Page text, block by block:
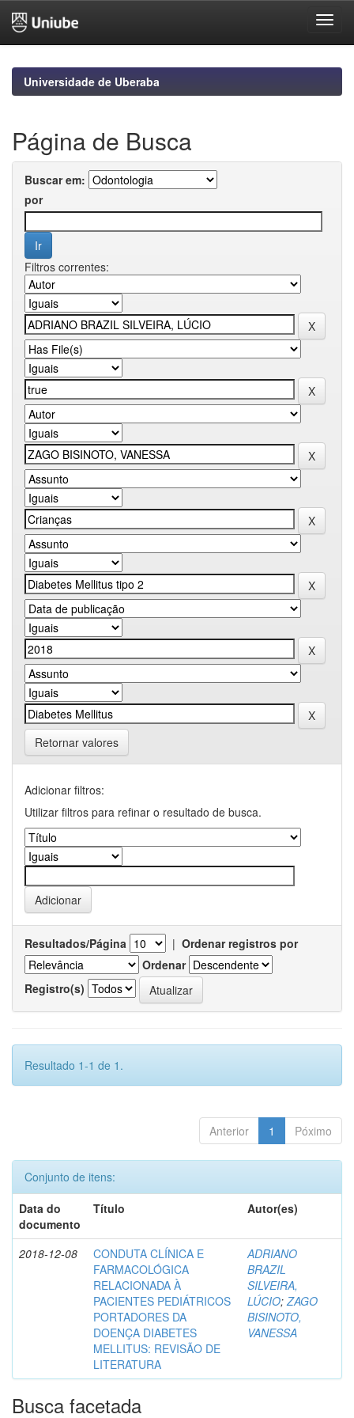
navigationUniversidade de Uberaba
Página de Busca
Buscar em:
por
Filtros correntes:
Retornar valores
Adicionar filtros:
Utilizar filtros para refinar o resultado de busca.
Resultados/Página | Ordenar registros por
Ordenar
Registro(s)
Resultado 1-1 de 1.
Anterior 1 Póximo
Conjunto de itens:
Data do
documento
Título Autor(es)
2018-12-08
CONDUTA CLÍNICA E
FARMACOLÓGICA
RELACIONADA À
PACIENTES PEDIÁTRICOS
PORTADORES DA
DOENÇA DIABETES
MELLITUS: REVISÃO DE
LITERATURA
ADRIANO
BRAZIL
SILVEIRA,
LÚCIO;ZAGO
BISINOTO,
VANESSA
Busca facetada